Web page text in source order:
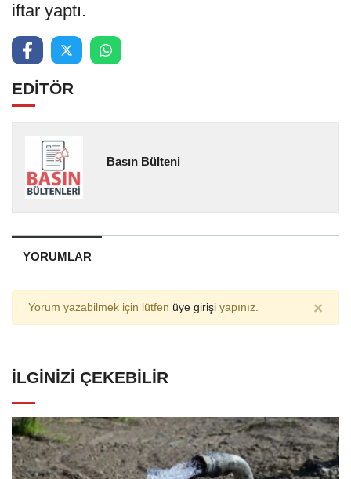
iftar yaptı.
EDİTÖR
Basın Bülteni
YORUMLAR
Yorum yazabilmek için lütfen üye girişi yapınız. ×
İLGINIZI ÇEKEBILIR